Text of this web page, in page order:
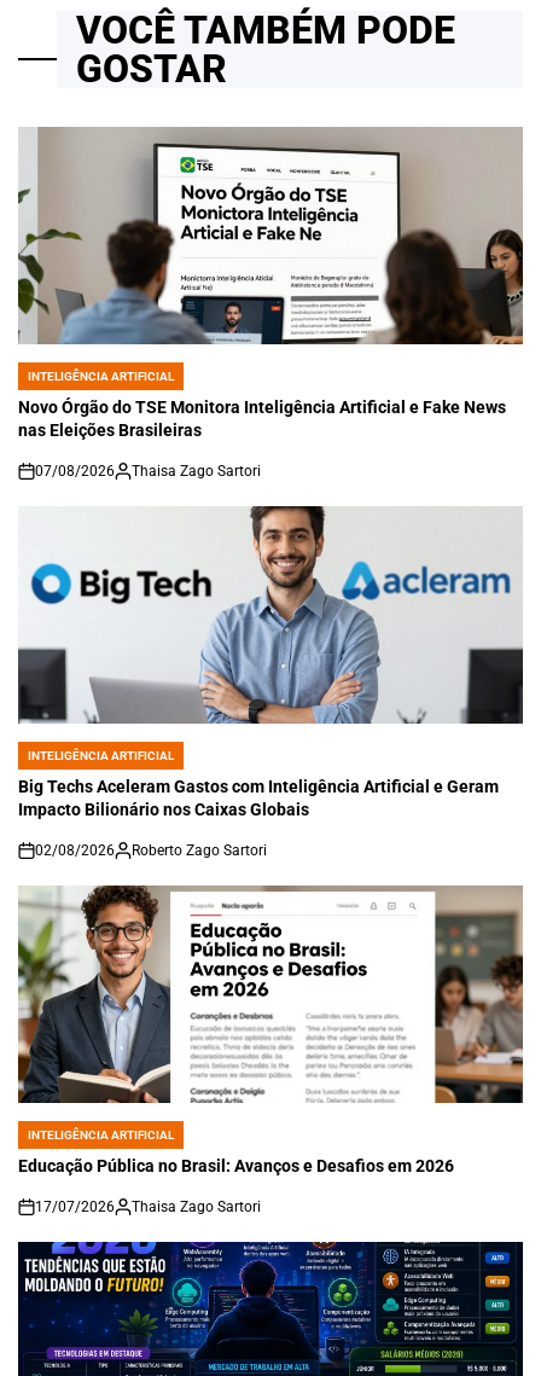
VOCÊ TAMBÉM PODE
GOSTAR
POSTED
IN
INTELIGÊNCIA ARTIFICIAL
Novo Órgão do TSE Monitora Inteligência Artificial e Fake News
nas Eleições Brasileiras
on
07/08/2026 Thaisa Zago Sartori
POSTED
IN
INTELIGÊNCIA ARTIFICIAL
Big Techs Aceleram Gastos com Inteligência Artificial e Geram
Impacto Bilionário nos Caixas Globais
on
02/08/2026 Roberto Zago Sartori
POSTED
IN
INTELIGÊNCIA ARTIFICIAL
Educação Pública no Brasil: Avanços e Desafios em 2026
on
17/07/2026 Thaisa Zago Sartori